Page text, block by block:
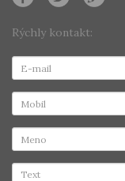
Rýchly kontakt: